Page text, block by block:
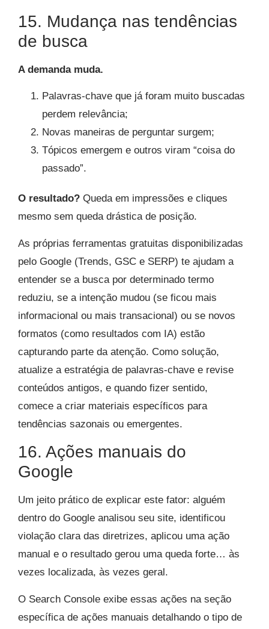
15. Mudança nas tendências
de busca
A demanda muda.
Palavras-chave que já foram muito buscadas
perdem relevância;
Novas maneiras de perguntar surgem;
Tópicos emergem e outros viram “coisa do
passado”.
O resultado? Queda em impressões e cliques
mesmo sem queda drástica de posição.
As próprias ferramentas gratuitas disponibilizadas
pelo Google (Trends, GSC e SERP) te ajudam a
entender se a busca por determinado termo
reduziu, se a intenção mudou (se ficou mais
informacional ou mais transacional) ou se novos
formatos (como resultados com IA) estão
capturando parte da atenção. Como solução,
atualize a estratégia de palavras-chave e revise
conteúdos antigos, e quando fizer sentido,
comece a criar materiais específicos para
tendências sazonais ou emergentes.
16. Ações manuais do
Google
Um jeito prático de explicar este fator: alguém
dentro do Google analisou seu site, identificou
violação clara das diretrizes, aplicou uma ação
manual e o resultado gerou uma queda forte… às
vezes localizada, às vezes geral.
O Search Console exibe essas ações na seção
específica de ações manuais detalhando o tipo de